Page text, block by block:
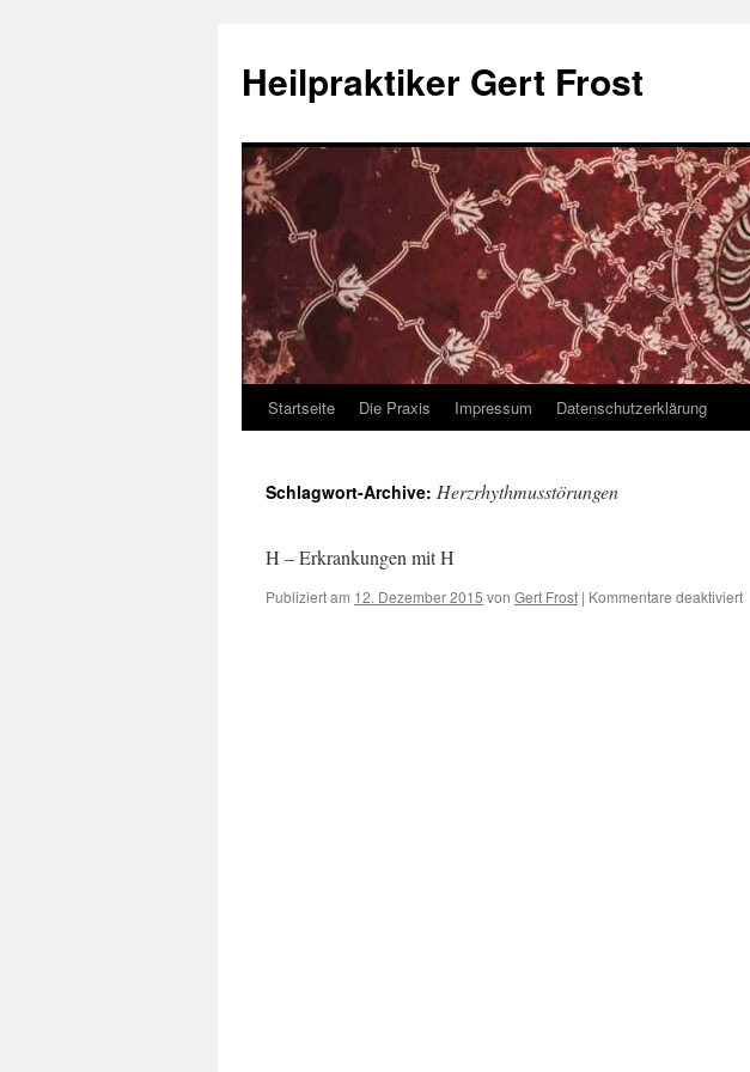
Heilpraktiker Gert Frost
Zum
springen
Startseite Die Praxis Impressum Datenschutzerklärung
Schlagwort-Archive: Herzrhythmusstörungen
H – Erkrankungen mit H
Publiziert am 12. Dezember 2015 von Gert Frost | Kommentare deaktiviertfür